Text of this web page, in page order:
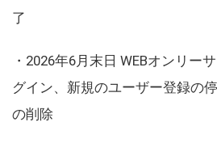
了
・2026年6月末日 WEBオンリー
グイン、新規のユーザー登録の
の削除